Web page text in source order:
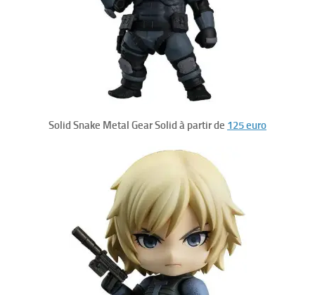
Solid Snake Metal Gear Solid à partir de 125 euro